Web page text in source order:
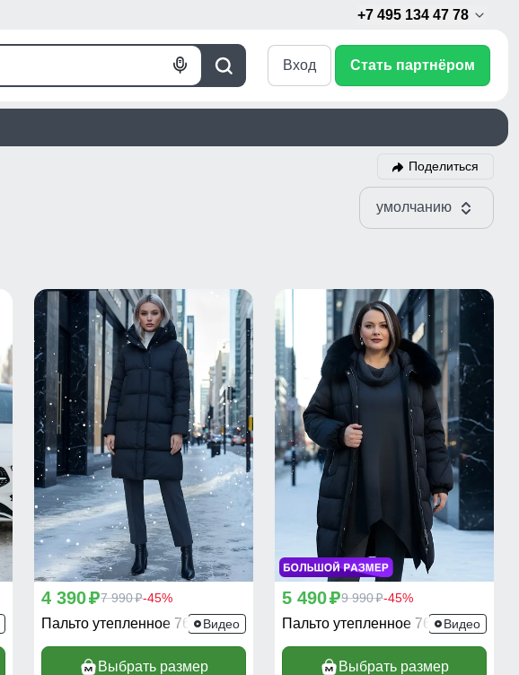
+7 495 134 47 78
Поиск
Голосовой
Вход Стать партнёром
Поделиться
умолчанию
4 390p7 990p-45%
Пальто утепленное 7618Ch
Видео
Выбрать размер
5 490p9 990p-45%
Пальто утепленное 7629Ch
Видео
Выбрать размер